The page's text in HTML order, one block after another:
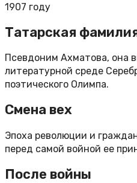
1907 году
Татарская
Псевдоним Ахматова, она
литературной среде
поэтического Олимпа.
Смена вех
Эпоха революции и
перед самой войной ее
После войны